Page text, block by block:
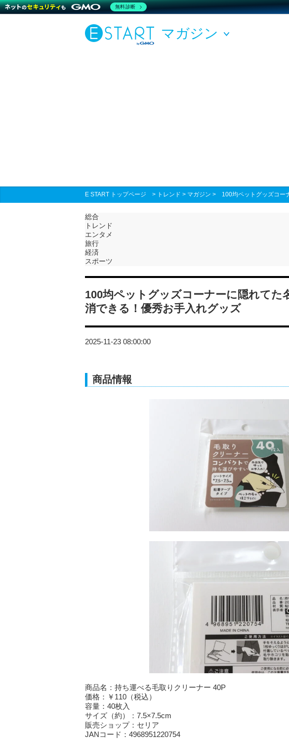
マガジン
E START トップページ > トレンド > マガジン > 100均ペットグッズコー
総合
トレンド
エンタメ
旅行
経済
スポーツ
100均ペットグッズコーナーに隠れて
消できる！優秀お手入れグッズ
2025-11-23 08:00:00
商品情報
商品名：持ち運べる毛取りクリーナー 40P
価格：￥110（税込）
容量：40枚入
サイズ（約）：7.5×7.5cm
販売ショップ：セリア
JANコード：4968951220754
無料診断